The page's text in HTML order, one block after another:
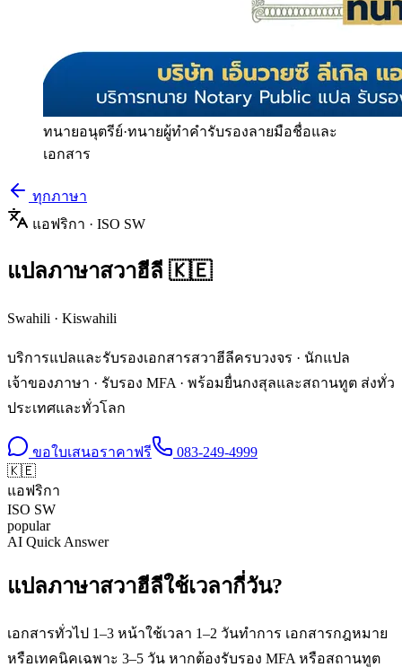
ทนายอนุตรีย์·ทนายผู้ทำคำรับรองลายมือชื่อและ
เอกสาร
ทุกภาษา
แอฟริกา · ISO SW
แปลภาษาสวาฮีลี 🇰🇪
Swahili · Kiswahili
บริการแปลและรับรองเอกสารสวาฮีลีครบวงจร · นักแปล
เจ้าของภาษา · รับรอง MFA · พร้อมยื่นกงสุลและสถานทูต ส่งทั่ว
ประเทศและทั่วโลก
ขอใบเสนอราคาฟรี
083-249-4999
🇰🇪
แอฟริกา
ISO SW
popular
AI Quick Answer
แปลภาษาสวาฮีลีใช้เวลากี่วัน?
เอกสารทั่วไป 1–3 หน้าใช้เวลา 1–2 วันทำการ เอกสารกฎหมาย
หรือเทคนิคเฉพาะ 3–5 วัน หากต้องรับรอง MFA หรือสถานทูต